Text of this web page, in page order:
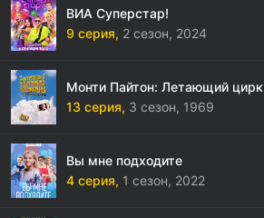
ВИА Суперстар!
9 серия, 2 сезон, 2024
Монти Пайтон: Летающий цирк
13 серия, 3 сезон, 1969
Вы мне подходите
4 серия, 1 сезон, 2022